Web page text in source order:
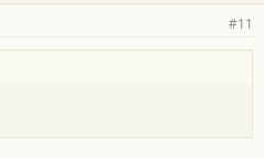
#11